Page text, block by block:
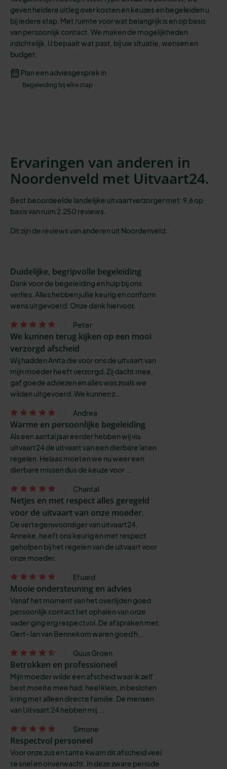
geven heldere uitleg over kosten en keuzes en begeleiden u
bij iedere stap. Met ruimte voorwat belangrijk isen op basis
van persoonlijk contact. We maken de mogelijkheden
inzichtelijk U bepaalt wat past, bij uw situatie , wensen en
budget.
Plan een adviesgesprek in
Begeleiding bij elke stap
Ervaringen van anderen in
Noordenveld met Uitvaart24.
Best beoordeelde landelijke uitvaartverzorger met: 9,6 op
basis van ruim 2.250 reviews.
Dit zijn de reviews van anderen uit Noordenveld:
Duidelijke, begripvolle begeleiding
Dank voor de begeleiding en hulp bij ons
verlies. Alles hebben jullie keurig en conform
wens uitgevoerd. Onze dank hiervoor.
Peter
We kunnen terug kijken op een mooi
verzorgd afscheid
Wij hadden Anita die voor ons de uitvaart van
mijn moeder heeft verzorgd. Zij dacht mee,
gaf goede adviezen en alles was zoals we
wilden uitgevoerd. We kunnen z...
Andrea
Warme en persoonlijke begeleiding
Als een aantal jaar eerder hebben wij via
uitvaart24 de uitvaart van een dierbare laten
regelen. Helaas moeten we nu weer een
dierbare missen dus de keuze voor ...
Chantal
Netjes en met respect alles geregeld
voor de uitvaart van onze moeder.
De vertegenwoordiger van uitvaart24,
Anneke, heeft ons keurig en met respect
geholpen bij het regelen van de uitvaart voor
onze moeder.
Efuard
Mooie ondersteuning en advies
Vanaf het moment van het overlijden goed
persoonlijk contact het ophalen van onze
vader ging erg respectvol. De afspraken met
Gert-Jan van Bennekom waren goed h...
Guus Groen
Betrokken en professioneel
Mijn moeder wilde een afscheid waar ik zelf
best moeite mee had: heel klein, in besloten
kring met alleen directe familie. De mensen
van Uitvaart 24 hebben mij ...
Simone
Respectvol personeel
Voor onze zus en tante kwam dit afscheid veel
te snel en onverwacht. In deze zware periode